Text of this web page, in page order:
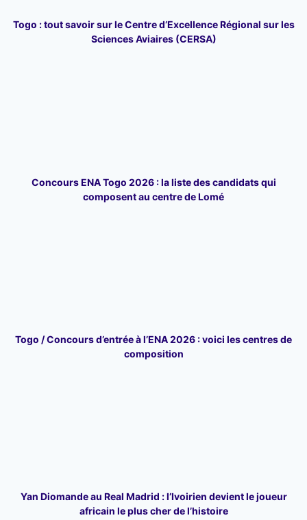
Togo : tout savoir sur le Centre d’Excellence Régional sur les
Sciences Aviaires (CERSA)
Concours ENA Togo 2026 : la liste des candidats qui
composent au centre de Lomé
Togo / Concours d’entrée à l’ENA 2026 : voici les centres de
composition
Yan Diomande au Real Madrid : l’Ivoirien devient le joueur
africain le plus cher de l’histoire